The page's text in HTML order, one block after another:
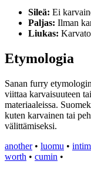
Sileä: Ei
Paljas: Ilman
Liukas:
Etymologia
Sanan furry
viittaa karvaisuuteen
materiaaleissa.
kuten karvainen tai
välittämiseksi.
another• luomu •
worth • cumin •